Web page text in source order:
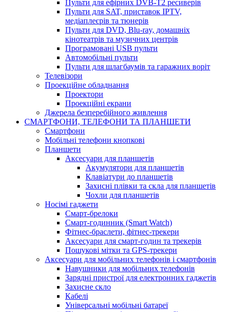
Пульти для ефірних DVB-T2 ресиверів
Пульти для SAT, приставок IPTV,
медіаплеєрів та тюнерів
Пульти для DVD, Blu-ray, домашніх
кінотеатрів та музичних центрів
Програмовані USB пульти
Автомобільні пульти
Пульти для шлагбаумів та гаражних воріт
Телевізори
Проекційне обладнання
Проектори
Проекційні екрани
Джерела безперебійного живлення
СМАРТФОНИ, ТЕЛЕФОНИ ТА ПЛАНШЕТИ
Смартфони
Мобільні телефони кнопкові
Планшети
Аксесуари для планшетів
Акумулятори для планшетів
Клавіатури до планшетів
Захисні плівки та скла для планшетів
Чохли для планшетів
Носімі гаджети
Смарт-брелоки
Смарт-годинник (Smart Watch)
Фітнес-браслети, фітнес-трекери
Аксесуари для смарт-годин та трекерів
Пошукові мітки та GPS-трекери
Аксесуари для мобільних телефонів і смартфонів
Навушники для мобільних телефонів
Зарядні пристрої для електронних гаджетів
Захисне скло
Кабелі
Універсальні мобільні батареї